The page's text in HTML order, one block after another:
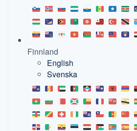
Finnland
English
Svenska